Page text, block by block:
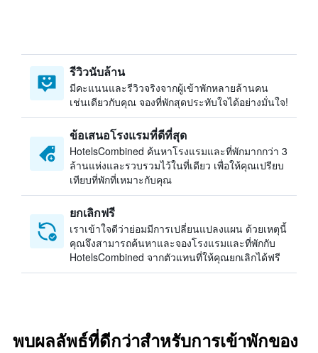
รีวิวนับล้าน
มีคะแนนและรีวิวจริงจากผู้เข้าพักหลายล้านคน
เช่นเดียวกับคุณ จองที่พักสุดประทับใจได้อย่างมั่นใจ!
ข้อเสนอโรงแรมที่ดีที่สุด
HotelsCombined ค้นหาโรงแรมและที่พักมากกว่า 3
ล้านแห่งและรวบรวมไว้ในที่เดียว เพื่อให้คุณเปรียบ
เทียบที่พักที่เหมาะกับคุณ
ยกเลิกฟรี
เราเข้าใจดีว่าย่อมมีการเปลี่ยนแปลงแผน ด้วยเหตุนี้
คุณจึงสามารถค้นหาและจองโรงแรมและที่พักกับ
HotelsCombined จากตัวแทนที่ให้คุณยกเลิกได้ฟรี
พบผลลัพธ์ที่ดีกว่าสำหรับการเข้าพักของ